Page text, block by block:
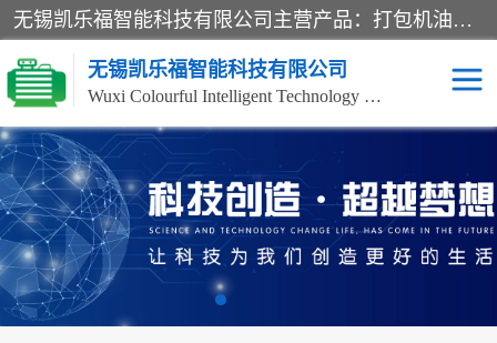
无锡凯乐福智能科技有限公司主营产品：打包机油泵、风冷式油冷却器、液压阀、液压泵、冷却器、过滤器及气动元器件。公司主导生产齿轮泵、齿轮马达、液压阀等产品。共计100多个系列、3000余种规格。覆盖了液压系统的动力元件、控制元件和执行元件，具备较强的成套供货、服务能力。
无锡凯乐福智能科技有限公司
Wuxi Colourful Intelligent Technology Co., Ltd
齿轮泵 机床冷却泵
风冷式油冷却器 叶片泵
液压马达